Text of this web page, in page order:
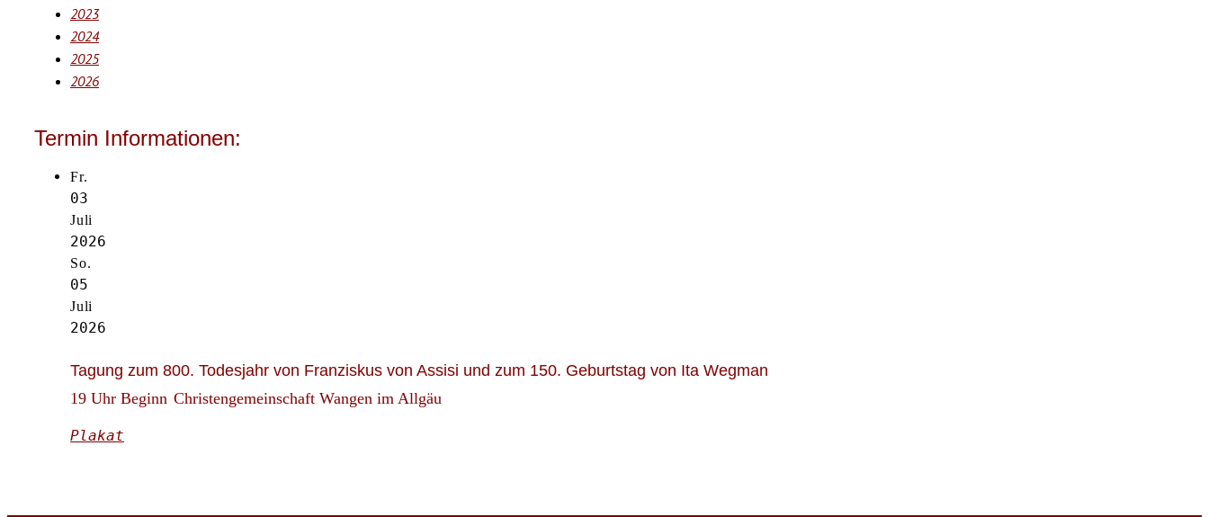
2023
2024
2025
2026
Termin Informationen:
Fr.
03
Juli
2026
So.
05
Juli
2026
Tagung zum 800. Todesjahr von Franziskus von Assisi und zum 150. Geburtstag von Ita Wegman
19 Uhr Beginn Christengemeinschaft Wangen im Allgäu
Plakat